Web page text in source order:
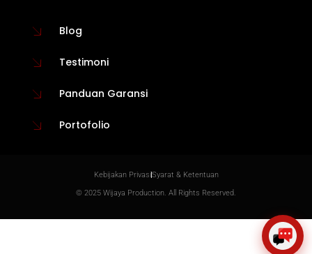
Blog
Testimoni
Panduan Garansi
Portofolio
Kebijakan PrivasiSyarat & Ketentuan
© 2025 Wijaya Production. All Rights Reserved.